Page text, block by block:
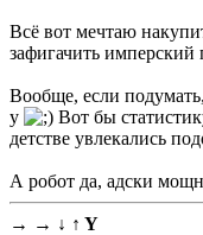
Всё вот мечтаю
зафигачить
Вообще, если
у
Вот бы
детстве увлекались
А робот да, адски
→ → ↓ ↑ Y